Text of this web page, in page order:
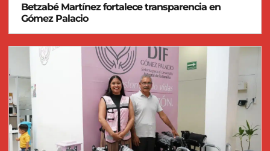
Betzabé Martínez fortalece transparencia en
Gómez Palacio